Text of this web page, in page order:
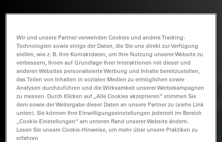
Wir und unsere Partner verwenden Cookies und andere Tracking-
Technologien sowie einige der Daten, die Sie uns direkt zur Verfügung
stellen, wie z. B. Ihre Kontaktdaten, um Ihre Nutzung unserer Website zu
verbessern, Ihnen auf Grundlage Ihrer Interaktionen mit dieser und
anderen Websites personalisierte Werbung und Inhalte bereitzustellen,
das Teilen von Inhalten in sozialen Medien zu ermöglichen sowie
Analysen durchzuführen und die Wirksamkeit unserer Werbekampagnen
zu messen. Durch Klicken auf „Alle Cookies akzeptieren“ stimmen Sie
dem sowie der Weitergabe dieser Daten an unsere Partner zu (siehe Link
unten). Sie können Ihre Einwilligungseinstellungen jederzeit im Bereich
„Cookie-Einstellungen“ am unteren Rand unserer Website ändern.
Lesen Sie unsere Cookie-Hinweise, um mehr über unsere Praktiken zu
erfahren